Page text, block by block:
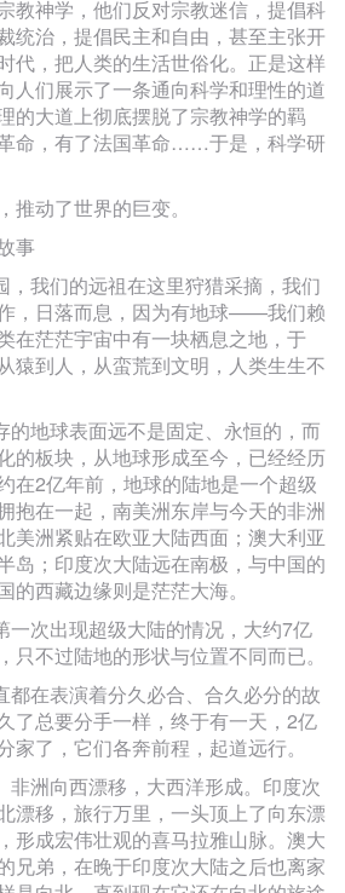
教神学，他们反对宗教迷信，提倡科
统治，提倡民主和自由，甚至主张开
代，把人类的生活世俗化。正是这样
人们展示了一条通向科学和理性的道
的大道上彻底摆脱了宗教神学的羁
命，有了法国革命……于是，科学研
动了世界的巨变。
事
，我们的远祖在这里狩猎采摘，我们
，日落而息，因为有地球——我们赖
在茫茫宇宙中有一块栖息之地，于
猿到人，从蛮荒到文明，人类生生不
的地球表面远不是固定、永恒的，而
的板块，从地球形成至今，已经经历
在2亿年前，地球的陆地是一个超级
抱在一起，南美洲东岸与今天的非洲
美洲紧贴在欧亚大陆西面；澳大利亚
岛；印度次大陆远在南极，与中国的
的西藏边缘则是茫茫大海。
一次出现超级大陆的情况，大约7亿
只不过陆地的形状与位置不同而已。
都在表演着分久必合、合久必分的故
了总要分手一样，终于有一天，2亿
家了，它们各奔前程，起道远行。
非洲向西漂移，大西洋形成。印度次
漂移，旅行万里，一头顶上了向东漂
形成宏伟壮观的喜马拉雅山脉。澳大
兄弟，在晚于印度次大陆之后也离家